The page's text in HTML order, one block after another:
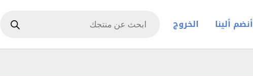
أنضم ألينا الخروج search